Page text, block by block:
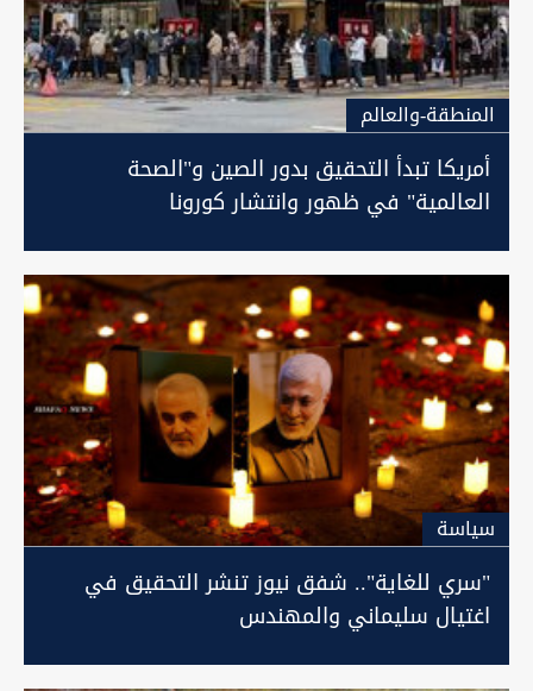
المنطقة-والعالم
أمريكا تبدأ التحقيق بدور الصين و"الصحة
العالمية" في ظهور وانتشار كورونا
سیاسة
"سري للغاية".. شفق نيوز تنشر التحقيق في
اغتيال سليماني والمهندس